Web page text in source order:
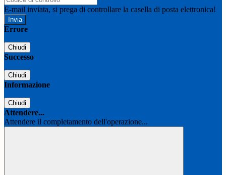
E-mail inviata, si prega di controllare la casella di posta elettronica!
Errore
Chiudi
Successo
Chiudi
Informazione
Chiudi
Attendere...
Attendere il completamento dell'operazione...